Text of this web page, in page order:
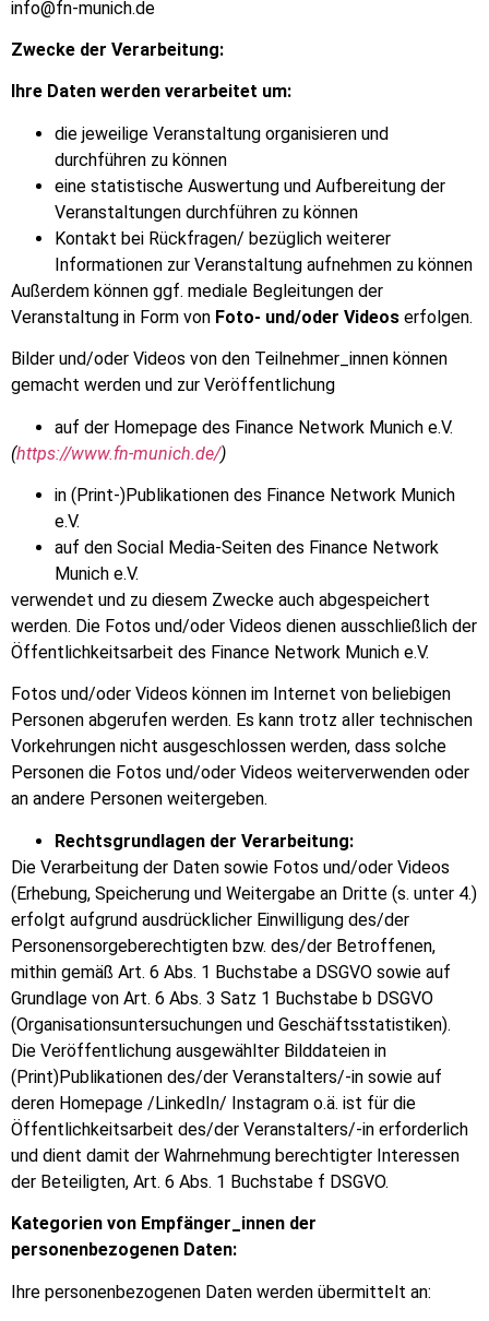
info@fn-munich.de
Zwecke der Verarbeitung:
Ihre Daten werden verarbeitet um:
die jeweilige Veranstaltung organisieren und
durchführen zu können
eine statistische Auswertung und Aufbereitung der
Veranstaltungen durchführen zu können
Kontakt bei Rückfragen/ bezüglich weiterer
Informationen zur Veranstaltung aufnehmen zu können
Außerdem können ggf. mediale Begleitungen der
Veranstaltung in Form von Foto- und/oder Videos erfolgen.
Bilder und/oder Videos von den Teilnehmer_innen können
gemacht werden und zur Veröffentlichung
auf der Homepage des Finance Network Munich e.V.
(https://www.fn-munich.de/)
in (Print-)Publikationen des Finance Network Munich
e.V.
auf den Social Media-Seiten des Finance Network
Munich e.V.
verwendet und zu diesem Zwecke auch abgespeichert
werden. Die Fotos und/oder Videos dienen ausschließlich der
Öffentlichkeitsarbeit des Finance Network Munich e.V.
Fotos und/oder Videos können im Internet von beliebigen
Personen abgerufen werden. Es kann trotz aller technischen
Vorkehrungen nicht ausgeschlossen werden, dass solche
Personen die Fotos und/oder Videos weiterverwenden oder
an andere Personen weitergeben.
Rechtsgrundlagen der Verarbeitung:
Die Verarbeitung der Daten sowie Fotos und/oder Videos
(Erhebung, Speicherung und Weitergabe an Dritte (s. unter 4.)
erfolgt aufgrund ausdrücklicher Einwilligung des/der
Personensorgeberechtigten bzw. des/der Betroffenen,
mithin gemäß Art. 6 Abs. 1 Buchstabe a DSGVO sowie auf
Grundlage von Art. 6 Abs. 3 Satz 1 Buchstabe b DSGVO
(Organisationsuntersuchungen und Geschäftsstatistiken).
Die Veröffentlichung ausgewählter Bilddateien in
(Print)Publikationen des/der Veranstalters/-in sowie auf
deren Homepage /LinkedIn/ Instagram o.ä. ist für die
Öffentlichkeitsarbeit des/der Veranstalters/-in erforderlich
und dient damit der Wahrnehmung berechtigter Interessen
der Beteiligten, Art. 6 Abs. 1 Buchstabe f DSGVO.
Kategorien von Empfänger_innen der
personenbezogenen Daten:
Ihre personenbezogenen Daten werden übermittelt an: